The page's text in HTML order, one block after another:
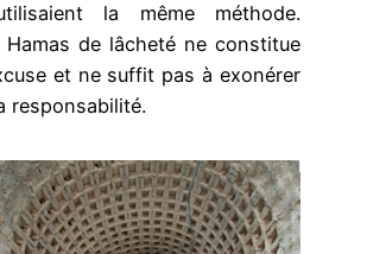
la même méthode.
Hamas de lâcheté ne constitue
et ne suffit pas à exonérer
responsabilité.